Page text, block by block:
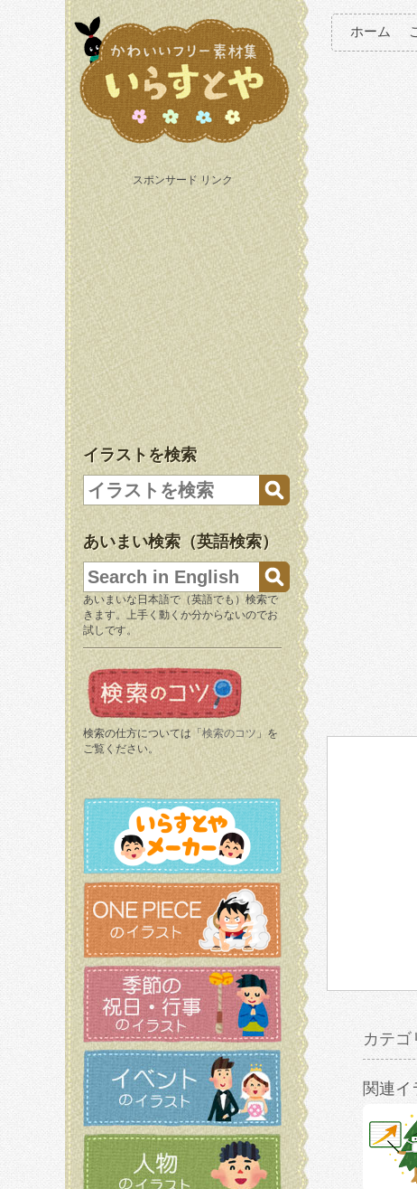
スポンサード リンク
イラストを検索
あいまい検索（英語検索）
あいまいな日本語で（英語でも）検索で
きます。上手く動くか分からないのでお
試しです。
検索の仕方については「 検索のコツ 」を
ご覧ください。
ホーム
カテゴ
関連イ